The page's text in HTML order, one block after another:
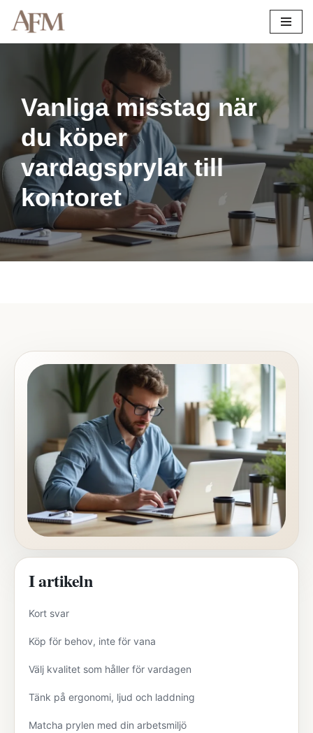
Vanliga misstag när
du köper
vardagsprylar till
kontoret
I artikeln
Kort svar
Köp för behov, inte för vana
Välj kvalitet som håller för vardagen
Tänk på ergonomi, ljud och laddning
Matcha prylen med din arbetsmiljö